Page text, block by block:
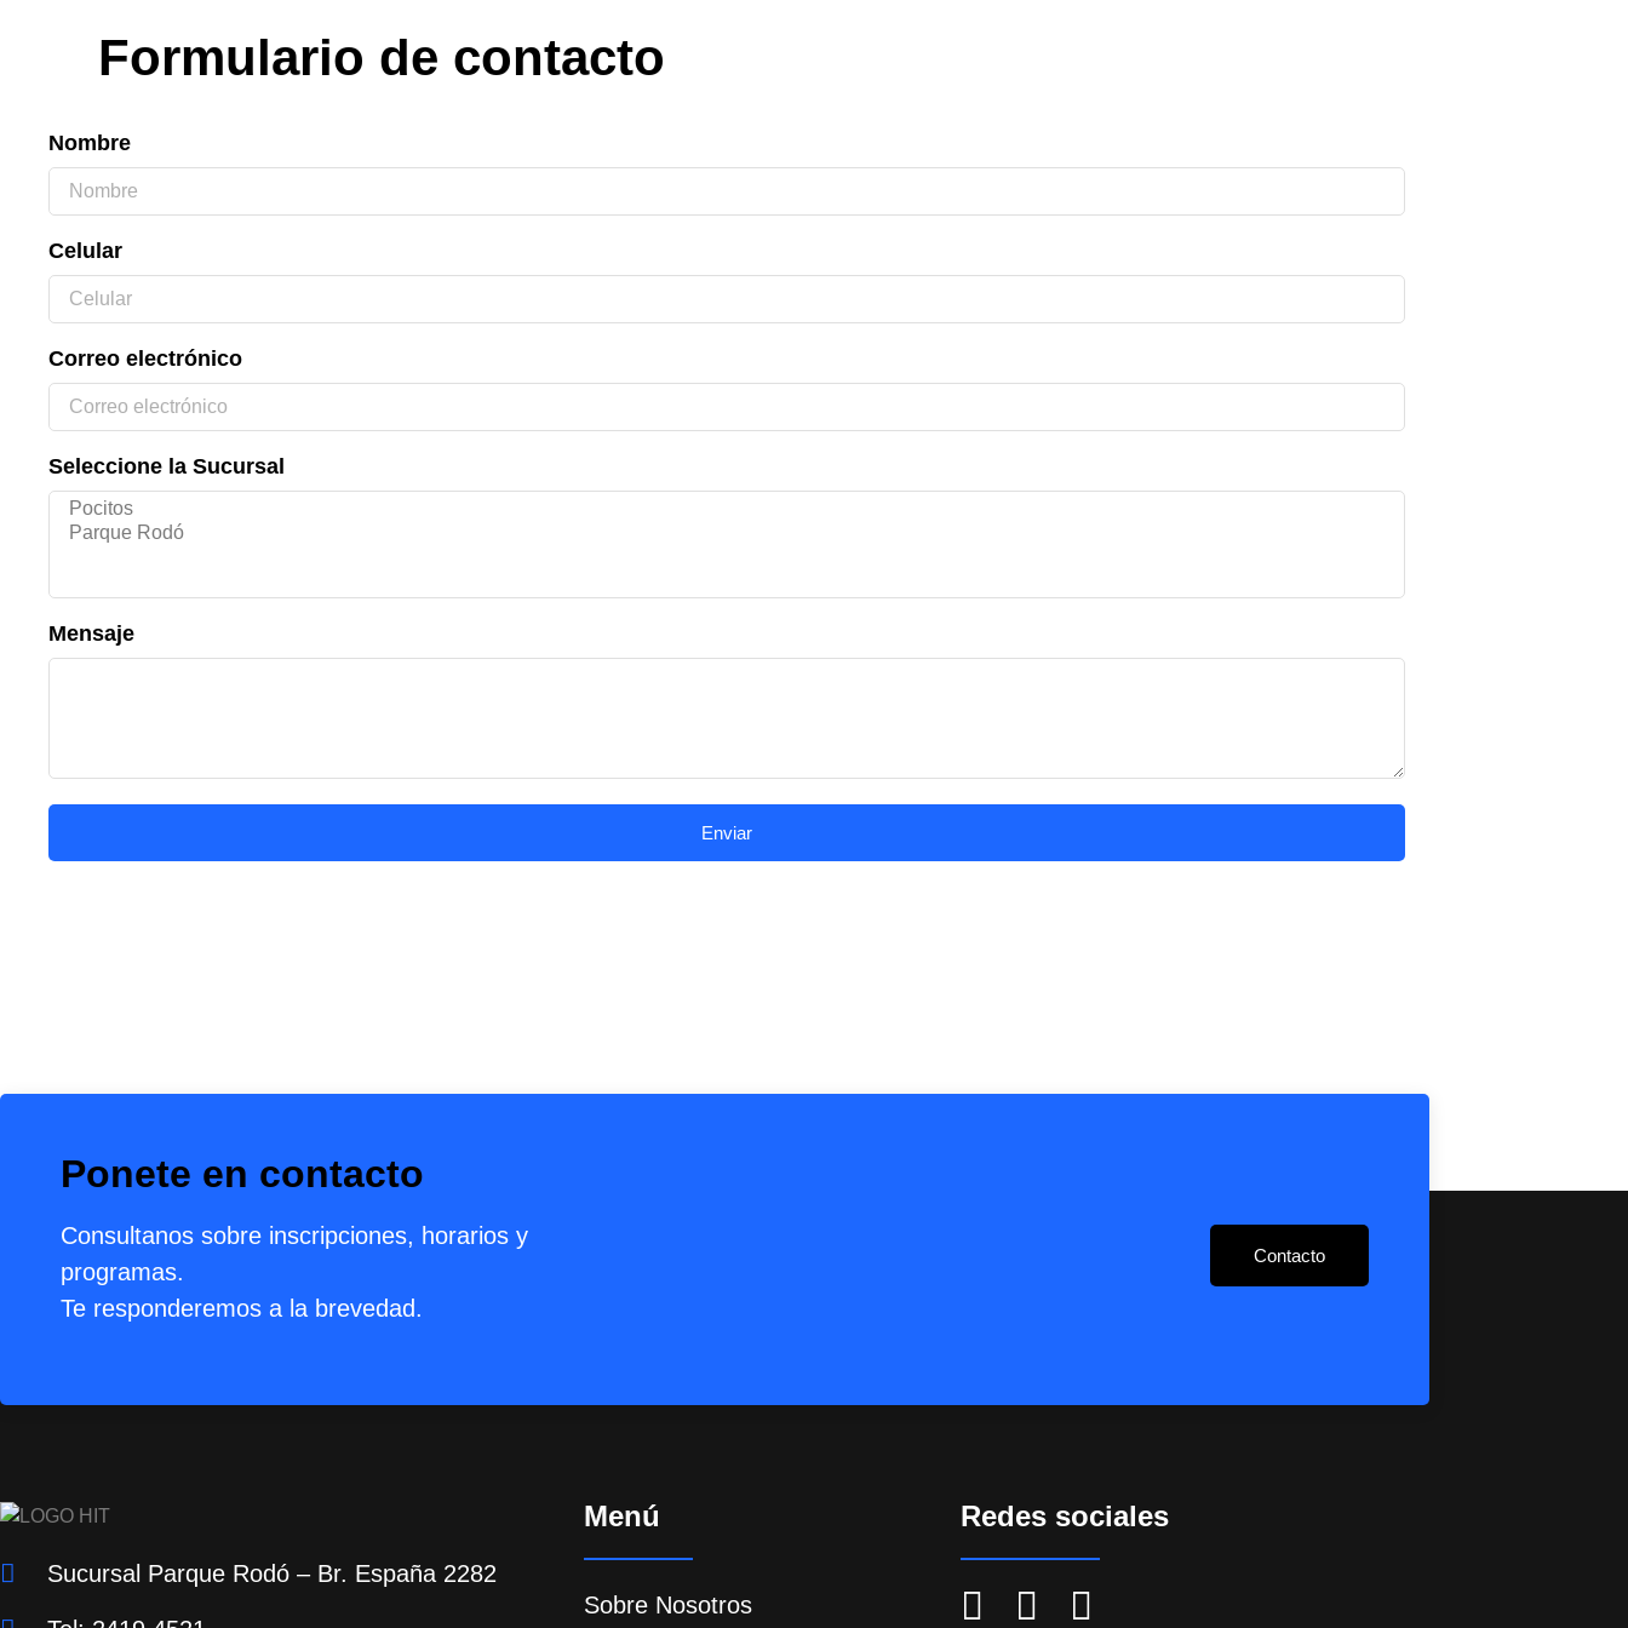
Formulario de contacto
Nombre
Celular
Correo electrónico
Seleccione la Sucursal
Mensaje
Enviar
Ponete en contacto
Consultanos sobre inscripciones, horarios y
programas.
Te responderemos a la brevedad.
Contacto
Sucursal Parque Rodó – Br. España 2282
Menú
Sobre Nosotros
Redes sociales